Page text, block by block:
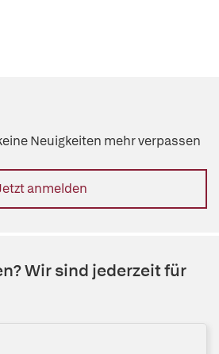
Neuigkeiten mehr verpassen
anmelden
Wir sind jederzeit für